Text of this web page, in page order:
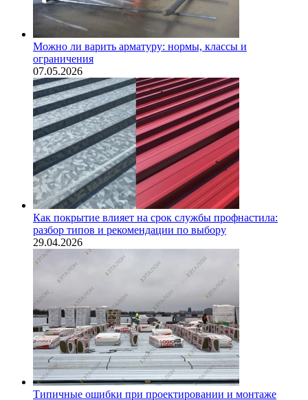
Можно ли варить арматуру: нормы, классы и
ограничения
07.05.2026
Как покрытие влияет на срок службы профнастила:
разбор типов и рекомендации по выбору
29.04.2026
Типичные ошибки при проектировании и монтаже